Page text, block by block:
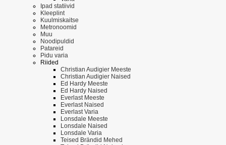
Ipad statiivid
Kleeplint
Kuulmiskaitse
Metronoomid
Muu
Noodipuldid
Patareid
Pidu varia
Riided
Christian Audigier Meeste
Christian Audigier Naised
Ed Hardy Meeste
Ed Hardy Naised
Everlast Meeste
Everlast Naised
Everlast Varia
Lonsdale Meeste
Lonsdale Naised
Lonsdale Varia
Teised Brändid Mehed